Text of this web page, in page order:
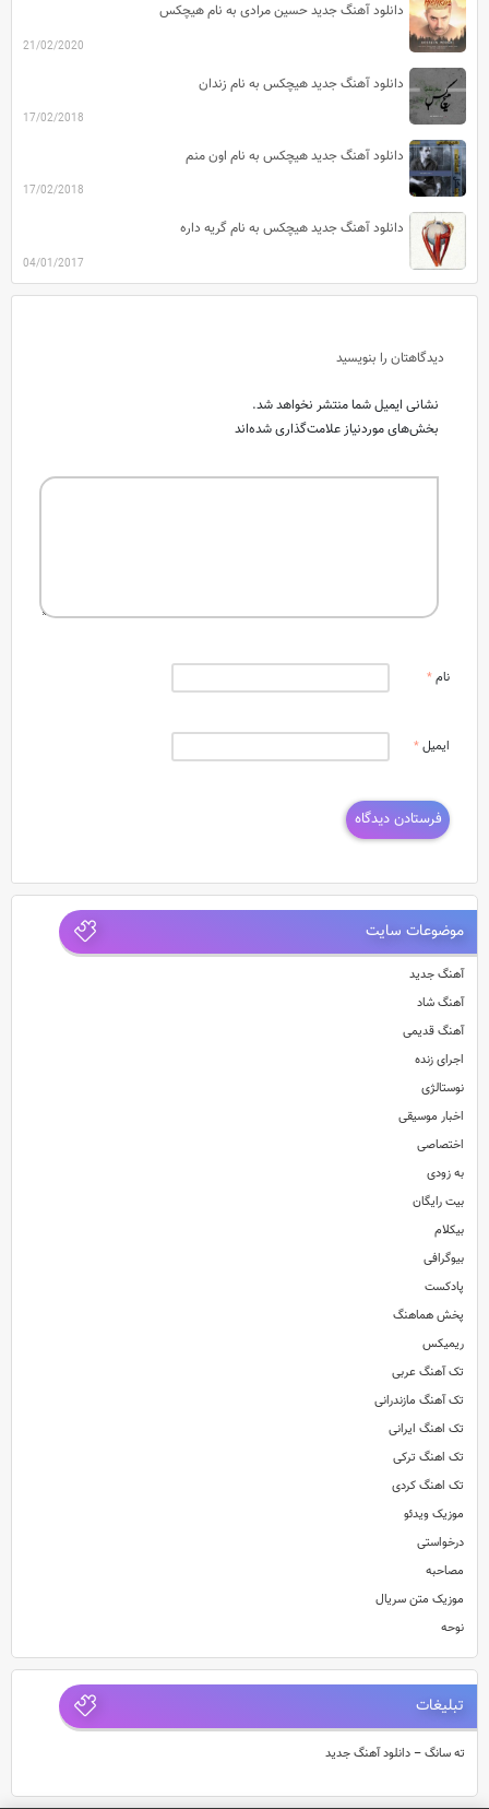
دانلود آهنگ جدید حسین مرادی به نام هیچکس
21/02/2020
دانلود آهنگ جدید هیچکس به نام زندان
17/02/2018
دانلود آهنگ جدید هیچکس به نام اون منم
17/02/2018
دانلود آهنگ جدید هیچکس به نام گریه داره
04/01/2017
دیدگاهتان را بنویسید
نشانی ایمیل شما منتشر نخواهد شد.
بخش‌های موردنیاز علامت‌گذاری شده‌اند
نام*
ایمیل*
موضوعات سایت
آهنگ جدید
آهنگ شاد
آهنگ قدیمی
اجرای زنده
نوستالژی
اخبار موسیقی
اختصاصی
به زودی
بیت رایگان
بیکلام
بیوگرافی
پادکست
پخش هماهنگ
ریمیکس
تک آهنگ عربی
تک آهنگ مازندرانی
تک اهنگ ایرانی
تک اهنگ ترکی
تک اهنگ کردی
موزیک ویدئو
درخواستی
مصاحبه
موزیک متن سریال
نوحه
تبلیغات
ته سانگ – دانلود آهنگ جدید